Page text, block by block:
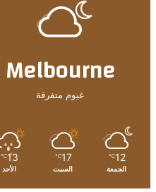
Melbourne
غيوم متفرقة
12
℃
الجمعة
17
℃
السبت
13
℃
الأحد